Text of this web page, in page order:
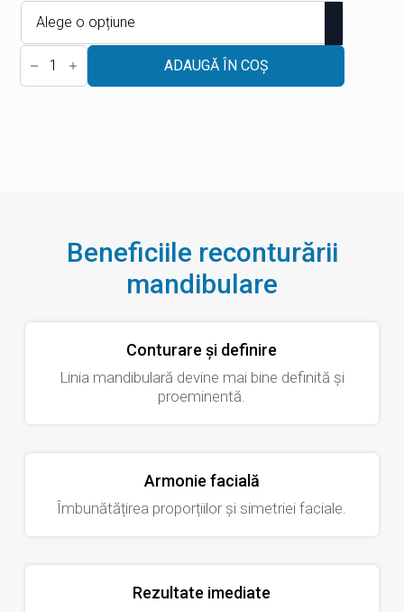
prețuri:
1.800 lei
la
Cantitate
Reconturare
mandibulară
ADAUGĂ ÎN COȘ
Beneficiile reconturării
mandibulare
Conturare și definire
Linia mandibulară devine mai bine definită și
proeminentă.
Armonie facială
Îmbunătățirea proporțiilor și simetriei faciale.
Rezultate imediate